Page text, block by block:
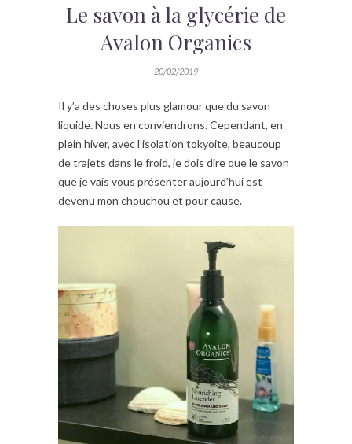
Le savon à la glycérie de
Avalon Organics
20/02/2019
Il y’a des choses plus glamour que du savon
liquide. Nous en conviendrons. Cependant, en
plein hiver, avec l’isolation tokyoite, beaucoup
de trajets dans le froid, je dois dire que le savon
que je vais vous présenter aujourd’hui est
devenu mon chouchou et pour cause.